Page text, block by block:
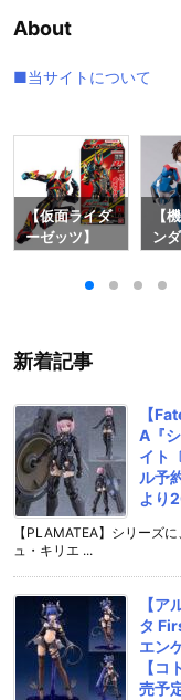
ブ
About
■当サイトについて
【仮面ライダ
ーゼッツ】
イダーゼッツ
ード』食玩フ
【バンダイ】
より2026年8
月3日発売♪
【
ン
r.）
ィ
【
よ
2
新着記事
【
A『
イト
ル予
より
【PLAMATEA】シリーズ
ュ・キリエ ...
【
タ
エン
【
売予